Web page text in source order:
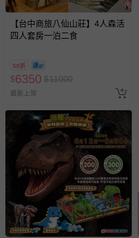
【台中商旅八仙山莊】4人森活
四人套房一泊二食
58折
$6350 $11000
最新上架